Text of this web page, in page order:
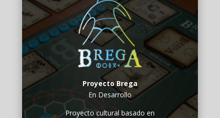
Proyecto Brega
En Desarrollo
Proyecto cultural basado en